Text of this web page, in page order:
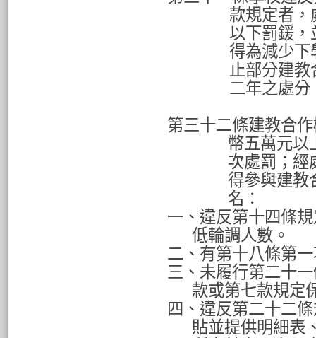
款規定者，
以下罰鍰，
得為減少下
止部分建
二年之處分
第三十二條建教合
幣五萬元以
次處罰；經
得參與建教
名：
一、違反第十四條
低輪調人數。
二、有第十八條第
三、未履行第二十
款或第七款規定
四、違反第二十二
貼並提供明細表